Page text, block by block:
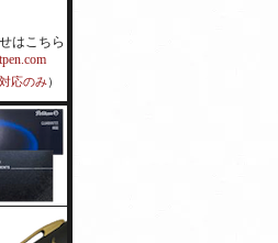
はこちら
応のみ）